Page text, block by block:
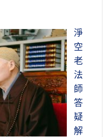
淨
空
老
法
師
答
疑
解